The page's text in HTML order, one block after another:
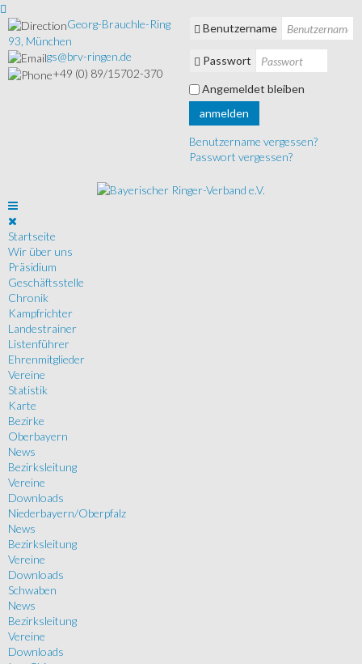
Georg-Brauchle-Ring
93, München
gs@brv-ringen.de
+49 (0) 89/15702-370
Benutzername
Passwort
Angemeldet bleiben
anmelden
Benutzername vergessen?
Passwort vergessen?
Startseite
Wir über uns
Präsidium
Geschäftsstelle
Chronik
Kampfrichter
Landestrainer
Listenführer
Ehrenmitglieder
Vereine
Statistik
Karte
Bezirke
Oberbayern
News
Bezirksleitung
Vereine
Downloads
Niederbayern/Oberpfalz
News
Bezirksleitung
Vereine
Downloads
Schwaben
News
Bezirksleitung
Vereine
Downloads